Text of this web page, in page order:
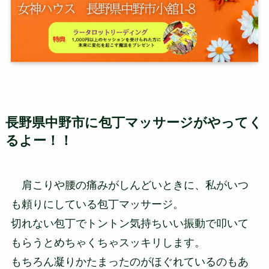
長野県中野市に包丁マッサージがやってく
るよー！！
肩こりや腰の痛みがしんどいときに、私がいつ
も頼りにしている包丁マッサージ。
切れない包丁でトントン気持ちいい振動で叩いて
もらうとめちゃくちゃスッキリします。
もちろん凝りかたまったのがほぐれているのもあ